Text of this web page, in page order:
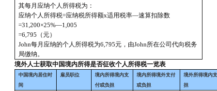
其每月应纳个人所得税为：
应纳个人所得税=应纳税所得额x适用税率—速算扣除数
=31,200×25%—1,005
=6,795（元）
John每月应纳的个人所得税为6,795元，由John所在公司代向税务
局缴纳。
境外人士获取中国境内所得是否征收个人所得税一览表
中国境内居住时
间
雇员职位
境内所得境内支
付或负担
境内所得境外支付
或负担
境外所得境内
担